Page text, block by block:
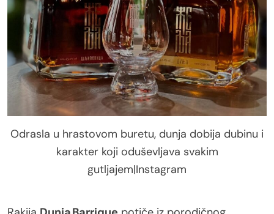
Odrasla u hrastovom buretu, dunja dobija dubinu i
karakter koji oduševljava svakim
gutljajem|Instagram